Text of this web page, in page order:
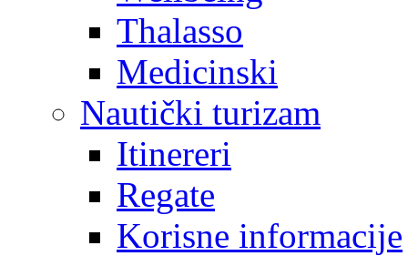
Thalasso
Medicinski
Nautički turizam
Itinereri
Regate
Korisne informacije